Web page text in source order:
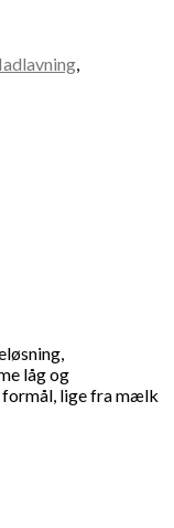
låg og
formål, lige fra mælk